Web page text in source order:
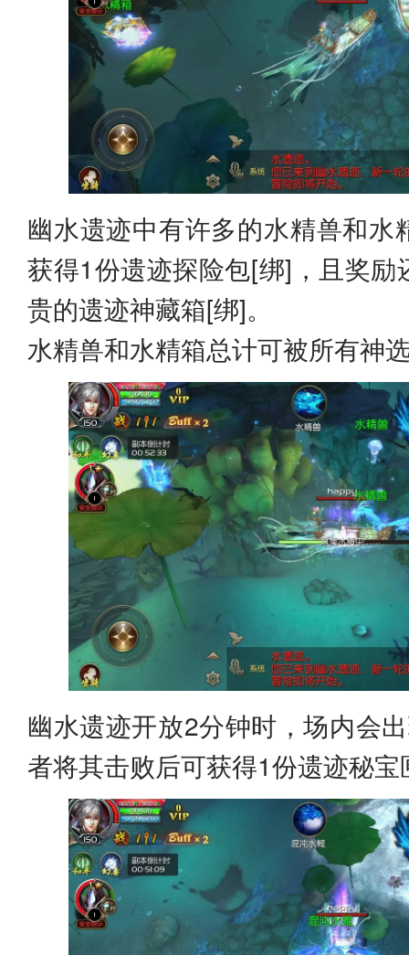
幽水遗迹中有许多的水精兽和水
获得1份遗迹探险包[绑]，且奖励
贵的遗迹神藏箱[绑]。
水精兽和水精箱总计可被所有神
幽水遗迹开放2分钟时，场内会
者将其击败后可获得1份遗迹秘宝